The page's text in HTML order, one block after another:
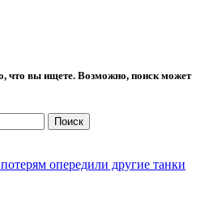
что вы ищете. Возможно, поиск может
опередили другие танки